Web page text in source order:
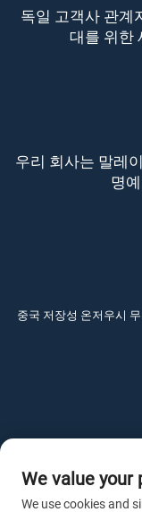
독일 고객사 관계
대를 위한
우리 회사는 말레
명
중국 저장성 온저우시
We value your
We use cookies and